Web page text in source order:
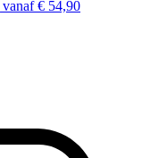
vanaf € 54,90